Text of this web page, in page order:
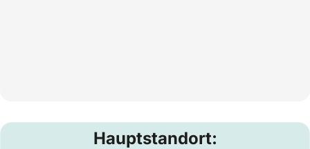
Hauptstandort: